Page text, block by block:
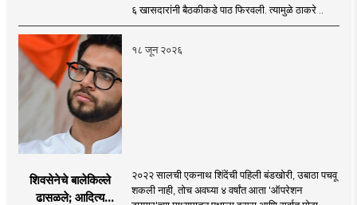
विलीन होण्याचा प्रस्ताव?
६ खासदारांनी बैठकीकडे पाठ फिरवली. त्यामुळे ठाकरे ..
१८ जून २०२६
शिवसेनेचे बालेकिल्ले
ढासळले; आदित्य
२०२२ सालची एकनाथ शिंदेंची पहिली बंडखोरी, उबाठा पचवू
शकली नाही, तोच अवघ्या ४ वर्षांत आता 'ऑपरेशन